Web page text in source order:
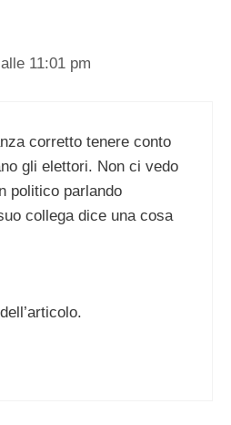
11:01 pm
corretto tenere conto
gli elettori. Non ci vedo
politico parlando
collega dice una cosa